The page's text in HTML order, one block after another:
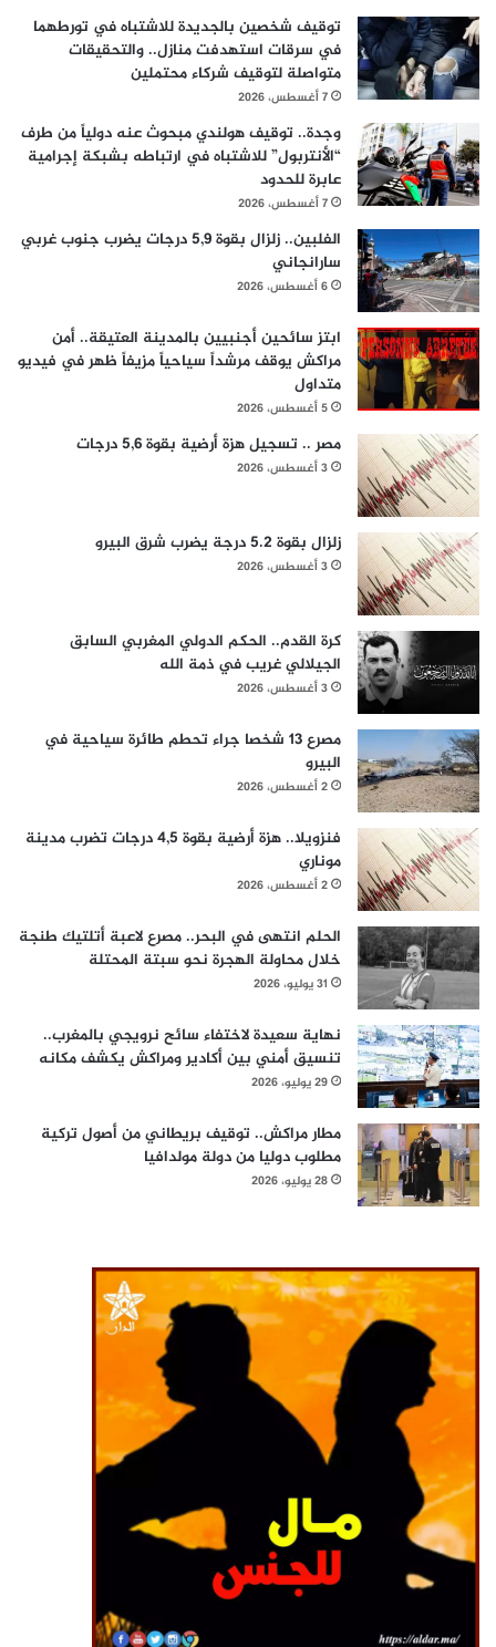
توقيف شخصين بالجديدة للاشتباه في تورطهما
في سرقات استهدفت منازل.. والتحقيقات
متواصلة لتوقيف شركاء محتملين
7 أغسطس، 2026
وجدة.. توقيف هولندي مبحوث عنه دولياً من طرف
“الأنتربول” للاشتباه في ارتباطه بشبكة إجرامية
عابرة للحدود
7 أغسطس، 2026
الفلبين.. زلزال بقوة 5,9 درجات يضرب جنوب غربي
سارانجاني
6 أغسطس، 2026
ابتز سائحين أجنبيين بالمدينة العتيقة.. أمن
مراكش يوقف مرشداً سياحياً مزيفاً ظهر في فيديو
متداول
5 أغسطس، 2026
مصر .. تسجيل هزة أرضية بقوة 5,6 درجات
3 أغسطس، 2026
زلزال بقوة 5.2 درجة يضرب شرق البيرو
3 أغسطس، 2026
كرة القدم.. الحكم الدولي المغربي السابق
الجيلالي غريب في ذمة الله
3 أغسطس، 2026
مصرع 13 شخصا جراء تحطم طائرة سياحية في
البيرو
2 أغسطس، 2026
فنزويلا.. هزة أرضية بقوة 4,5 درجات تضرب مدينة
موناري
2 أغسطس، 2026
الحلم انتهى في البحر.. مصرع لاعبة أتلتيك طنجة
خلال محاولة الهجرة نحو سبتة المحتلة
31 يوليو، 2026
نهاية سعيدة لاختفاء سائح نرويجي بالمغرب..
تنسيق أمني بين أكادير ومراكش يكشف مكانه
29 يوليو، 2026
مطار مراكش.. توقيف بريطاني من أصول تركية
مطلوب دوليا من دولة مولدافيا
28 يوليو، 2026